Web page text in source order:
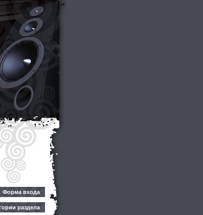
Форма входа
раздела